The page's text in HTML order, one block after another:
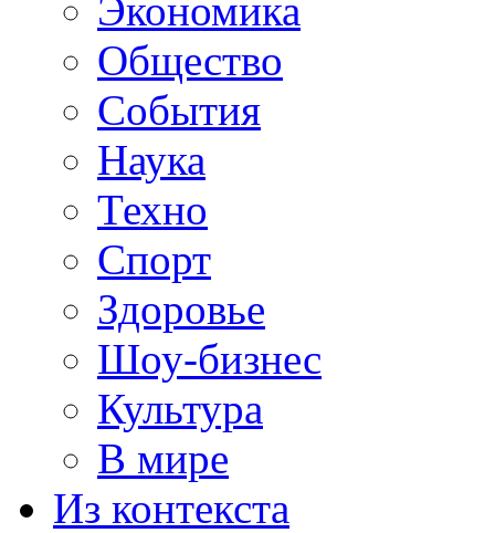
Экономика
Общество
События
Наука
Техно
Спорт
Здоровье
Шоу-бизнес
Культура
В мире
Из контекста